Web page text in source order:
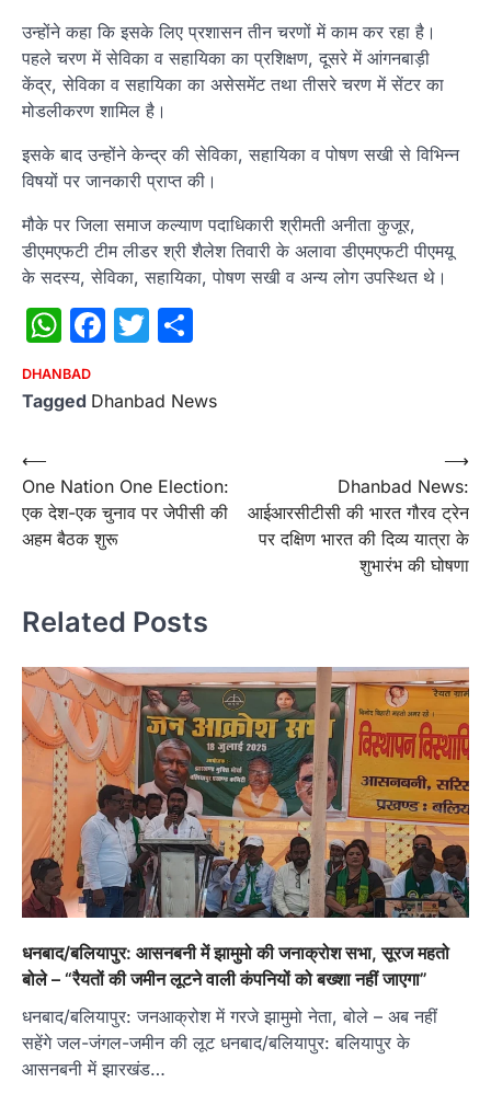
उन्होंने कहा कि इसके लिए प्रशासन तीन चरणों में काम कर रहा है।
पहले चरण में सेविका व सहायिका का प्रशिक्षण, दूसरे में आंगनबाड़ी
केंद्र, सेविका व सहायिका का असेसमेंट तथा तीसरे चरण में सेंटर का
मोडलीकरण शामिल है।
इसके बाद उन्होंने केन्द्र की सेविका, सहायिका व पोषण सखी से विभिन्न
विषयों पर जानकारी प्राप्त की।
मौके पर जिला समाज कल्याण पदाधिकारी श्रीमती अनीता कुजूर,
डीएमएफटी टीम लीडर श्री शैलेश तिवारी के अलावा डीएमएफटी पीएमयू
के सदस्य, सेविका, सहायिका, पोषण सखी व अन्य लोग उपस्थित थे।
WhatsApp
Facebook
Twitter
DHANBAD
Tagged Dhanbad News
Post
navigation
⟵
One Nation One Election:
एक देश-एक चुनाव पर जेपीसी की
अहम बैठक शुरू
Dhanbad News:
आईआरसीटीसी की भारत गौरव ट्रेन
पर दक्षिण भारत की दिव्य यात्रा के
शुभारंभ की घोषणा
⟶
Related Posts
धनबाद/बलियापुर: आसनबनी में झामुमो की जनाक्रोश सभा, सूरज महतो
बोले – “रैयतों की जमीन लूटने वाली कंपनियों को बख्शा नहीं जाएगा”
धनबाद/बलियापुर: जनआक्रोश में गरजे झामुमो नेता, बोले – अब नहीं
सहेंगे जल-जंगल-जमीन की लूट धनबाद/बलियापुर: बलियापुर के
आसनबनी में झारखंड…